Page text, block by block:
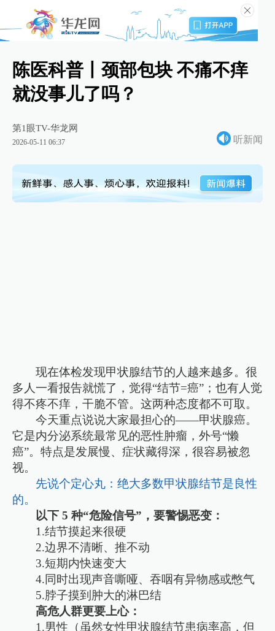
陈医科普丨颈部包块 不痛不痒
就没事儿了吗？
第1眼TV-华龙网
2026-05-11 06:37 听新闻
现在体检发现甲状腺结节的人越来越多。很
多人一看报告就慌了，觉得“结节=癌”；也有人觉
得不疼不痒，干脆不管。这两种态度都不可取。
今天重点说说大家最担心的——甲状腺癌。
它是内分泌系统最常见的恶性肿瘤，外号“懒
癌”。特点是发展慢、症状藏得深，很容易被忽
视。
先说个定心丸：绝大多数甲状腺结节是良性
的。
以下 5 种“危险信号”，要警惕恶变：
1.结节摸起来很硬
2.边界不清晰、推不动
3.短期内快速变大
4.同时出现声音嘶哑、吞咽有异物感或憋气
5.脖子摸到肿大的淋巴结
高危人群更要上心：
1.男性（虽然女性甲状腺结节患病率高，但